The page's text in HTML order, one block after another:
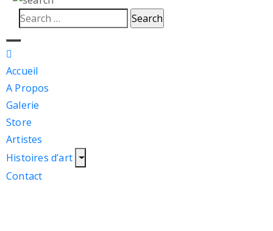
Accueil
A Propos
Galerie
Store
Artistes
Histoires d’art
Contact